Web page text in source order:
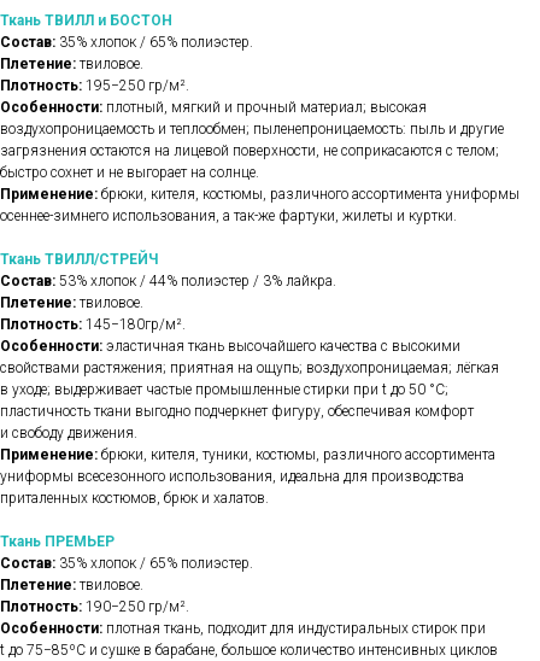
Ткань ТВИЛЛ и БОСТОН
Состав: 35% хлопок / 65% полиэстер.
Плетение: твиловое.
Плотность: 195−250 гр/м².
Особенности: плотный, мягкий и прочный материал; высокая
воздухопроницаемость и теплообмен; пыленепроницаемость: пыль и другие
загрязнения остаются на лицевой поверхности, не соприкасаются с телом;
быстро сохнет и не выгорает на солнце.
Применение: брюки, кителя, костюмы, различного ассортимента униформы
осеннее-зимнего использования, а так-же фартуки, жилеты и куртки.
Ткань ТВИЛЛ/СТРЕЙЧ
Состав: 53% хлопок / 44% полиэстер / 3% лайкра.
Плетение: твиловое.
Плотность: 145−180гр/м².
Особенности: эластичная ткань высочайшего качества с высокими
свойствами растяжения; приятная на ощупь; воздухопроницаемая; лёгкая
в уходе; выдерживает частые промышленные стирки при t до 50 °C;
пластичность ткани выгодно подчеркнет фигуру, обеспечивая комфорт
и свободу движения.
Применение: брюки, кителя, туники, костюмы, различного ассортимента
униформы всесезонного использования, идеальна для производства
приталенных костюмов, брюк и халатов.
Ткань ПРЕМЬЕР
Состав: 35% хлопок / 65% полиэстер.
Плетение: твиловое.
Плотность: 190−250 гр/м².
Особенности: плотная ткань, подходит для индустиральных стирок при
t до 75−85ºС и сушке в барабане, большое количество интенсивных циклов